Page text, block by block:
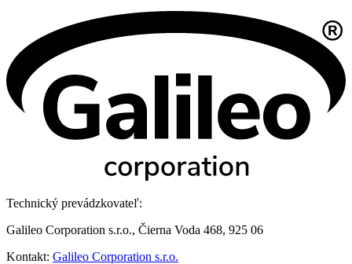
Technický prevádzkovateľ:
Galileo Corporation s.r.o., Čierna Voda 468, 925 06
Kontakt: Galileo Corporation s.r.o.